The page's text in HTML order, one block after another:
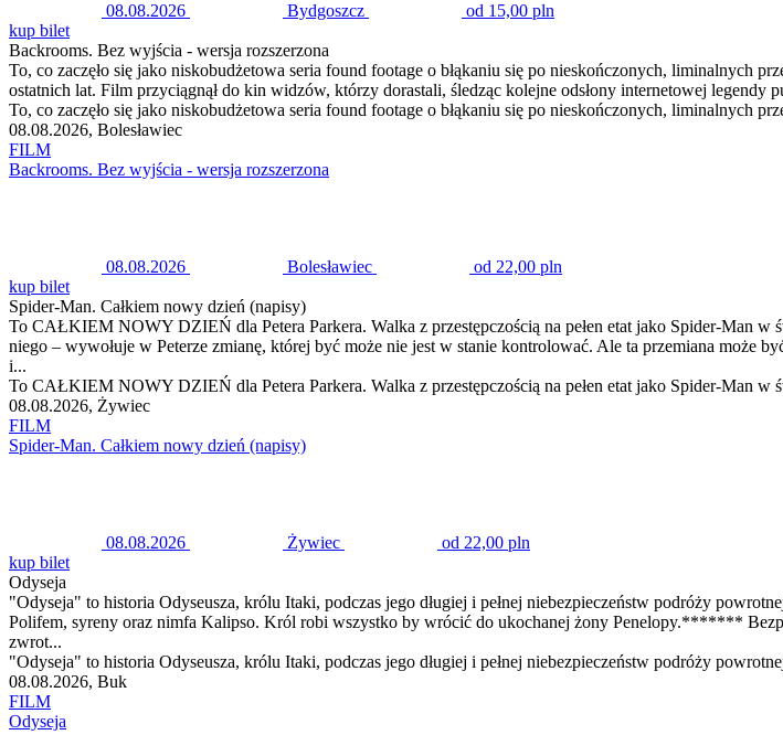
08.08.2026 Bydgoszcz
od 15,00 pln
kup bilet
Backrooms. Bez wyjścia - wersja rozszerzona
To, co zaczęło się jako niskobudżetowa seria found footage o błąkaniu się po nieskończonych, liminalnych
ostatnich lat. Film przyciągnął do kin widzów, którzy dorastali, śledząc kolejne odsłony internetowej
To, co zaczęło się jako niskobudżetowa seria found footage o błąkaniu się po nieskończonych, liminalnych
08.08.2026, Bolesławiec
FILM
Backrooms. Bez wyjścia - wersja rozszerzona
08.08.2026 Bolesławiec
od 22,00 pln
kup bilet
Spider-Man. Całkiem nowy dzień (napisy)
To CAŁKIEM NOWY DZIEŃ dla Petera Parkera. Walka z przestępczością na pełen etat jako Spider-Man
niego – wywołuje w Peterze zmianę, której być może nie jest w stanie kontrolować. Ale ta przemiana może
i...
To CAŁKIEM NOWY DZIEŃ dla Petera Parkera. Walka z przestępczością na pełen etat jako Spider-Man w
08.08.2026, Żywiec
FILM
Spider-Man. Całkiem nowy dzień (napisy)
08.08.2026 Żywiec
od 22,00 pln
kup bilet
Odyseja
"Odyseja" to historia Odyseusza, królu Itaki, podczas jego długiej i pełnej niebezpieczeństw podróży
Polifem, syreny oraz nimfa Kalipso. Król robi wszystko by wrócić do ukochanej żony Penelopy.*******
zwrot...
"Odyseja" to historia Odyseusza, królu Itaki, podczas jego długiej i pełnej niebezpieczeństw podróży
08.08.2026, Buk
FILM
Odyseja